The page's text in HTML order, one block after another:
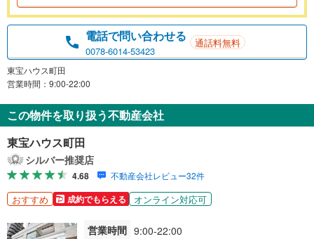
電話で問い合わせる
0078-6014-53423
通話料無料
東宝ハウス町田
営業時間：9:00-22:00
この物件を取り扱う不動産会社
東宝ハウス町田
シルバー推奨店
4.68 不動産会社レビュー32件
おすすめ 成約でもらえる オンライン対応可
営業時間 9:00-22:00